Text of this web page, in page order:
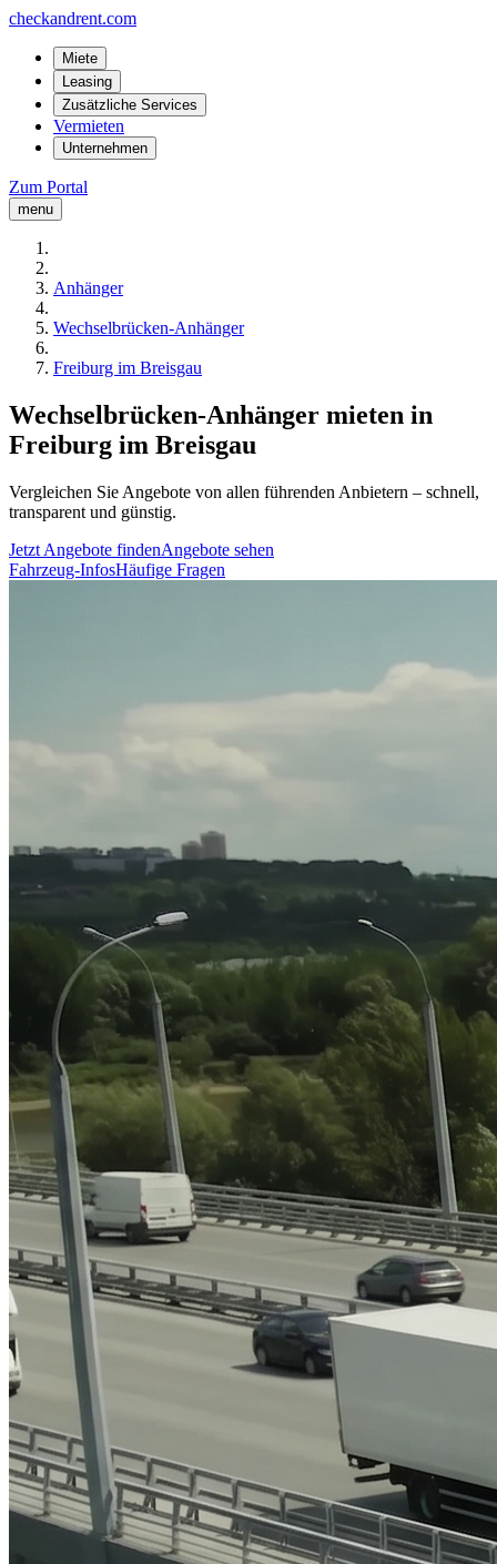
checkandrent.com
Miete
Leasing
Zusätzliche Services
Vermieten
Unternehmen
Zum Portal
menu
Anhänger
Wechselbrücken-Anhänger
Freiburg im Breisgau
Wechselbrücken-Anhänger mieten in
Freiburg im Breisgau
Vergleichen Sie Angebote von allen führenden Anbietern – schnell,
transparent und günstig.
Jetzt Angebote findenAngebote sehen
Fahrzeug-InfosHäufige Fragen